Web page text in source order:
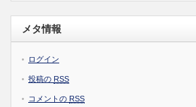
メタ情報
ログイン
投稿の RSS
コメントの RSS